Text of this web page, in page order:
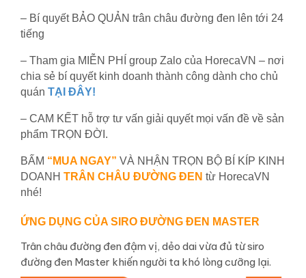
– Bí quyết BẢO QUẢN trân châu đường đen lên tới 24
tiếng
– Tham gia MIỄN PHÍ group Zalo của HorecaVN – nơi
chia sẻ bí quyết kinh doanh thành công dành cho chủ
quán TẠI ĐÂY!
– CAM KẾT hỗ trợ tư vấn giải quyết mọi vấn đề về sản
phẩm TRỌN ĐỜI.
BẤM “MUA NGAY” VÀ NHẬN TRỌN BỘ BÍ KÍP KINH
DOANH TRÂN CHÂU ĐƯỜNG ĐEN từ HorecaVN
nhé!
ỨNG DỤNG CỦA SIRO ĐƯỜNG ĐEN MASTER
Trân châu đường đen đậm vị, dẻo dai vừa đủ từ siro
đường đen Master khiến người ta khó lòng cưỡng lại.